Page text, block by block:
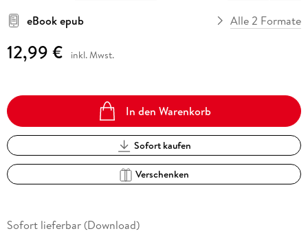
eBook epub
Alle 2 Formate
12,99 € inkl. Mwst.
In den Warenkorb
Sofort kaufen
Verschenken
Sofort lieferbar (Download)